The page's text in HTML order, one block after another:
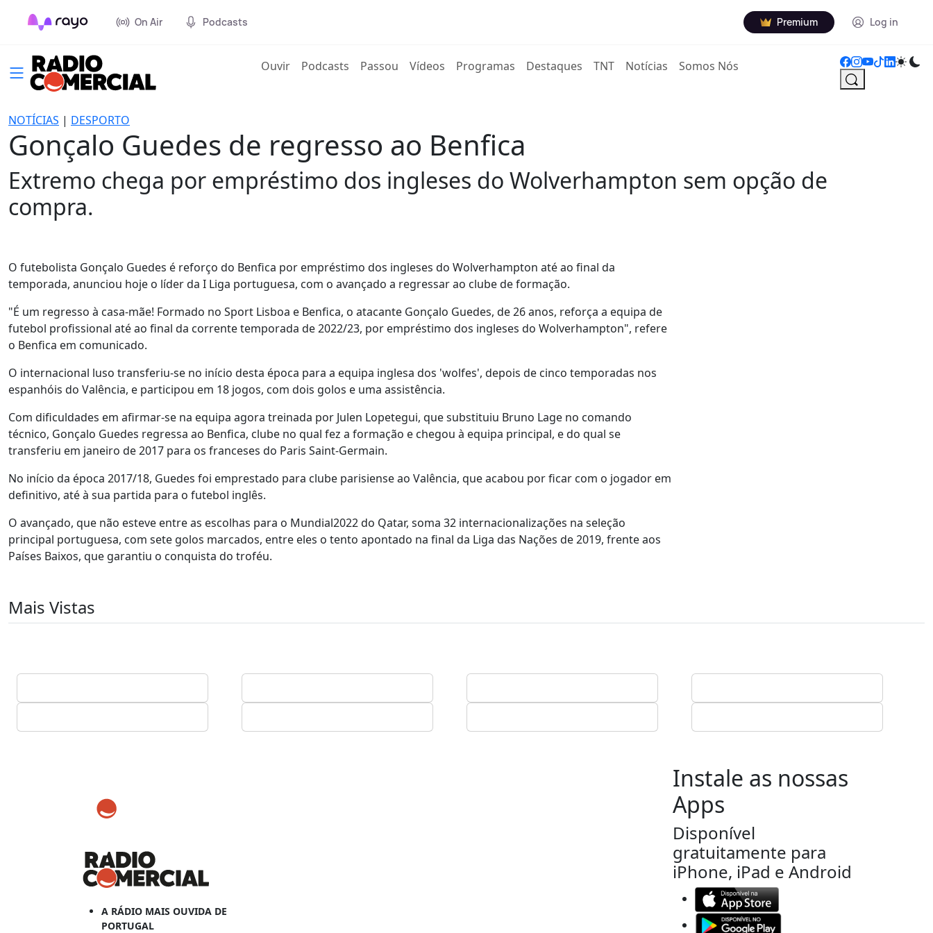
On Air Podcasts Premium Log in
Ouvir(current)
Podcasts Passou Vídeos Programas Destaques TNT Notícias Somos Nós
NOTÍCIAS | DESPORTO
Gonçalo Guedes de regresso ao Benfica
Extremo chega por empréstimo dos ingleses do Wolverhampton sem opção de
compra.
O futebolista Gonçalo Guedes é reforço do Benfica por empréstimo dos ingleses do Wolverhampton até ao final da
temporada, anunciou hoje o líder da I Liga portuguesa, com o avançado a regressar ao clube de formação.
"É um regresso à casa-mãe! Formado no Sport Lisboa e Benfica, o atacante Gonçalo Guedes, de 26 anos, reforça a equipa de
futebol profissional até ao final da corrente temporada de 2022/23, por empréstimo dos ingleses do Wolverhampton", refere
o Benfica em comunicado.
O internacional luso transferiu-se no início desta época para a equipa inglesa dos 'wolfes', depois de cinco temporadas nos
espanhóis do Valência, e participou em 18 jogos, com dois golos e uma assistência.
Com dificuldades em afirmar-se na equipa agora treinada por Julen Lopetegui, que substituiu Bruno Lage no comando
técnico, Gonçalo Guedes regressa ao Benfica, clube no qual fez a formação e chegou à equipa principal, e do qual se
transferiu em janeiro de 2017 para os franceses do Paris Saint-Germain.
No início da época 2017/18, Guedes foi emprestado para clube parisiense ao Valência, que acabou por ficar com o jogador em
definitivo, até à sua partida para o futebol inglês.
O avançado, que não esteve entre as escolhas para o Mundial2022 do Qatar, soma 32 internacionalizações na seleção
principal portuguesa, com sete golos marcados, entre eles o tento apontado na final da Liga das Nações de 2019, frente aos
Países Baixos, que garantiu o conquista do troféu.
Mais Vistas
A RÁDIO MAIS OUVIDA DE
PORTUGAL
Instale as nossas
Apps
Disponível
gratuitamente para
iPhone, iPad e Android